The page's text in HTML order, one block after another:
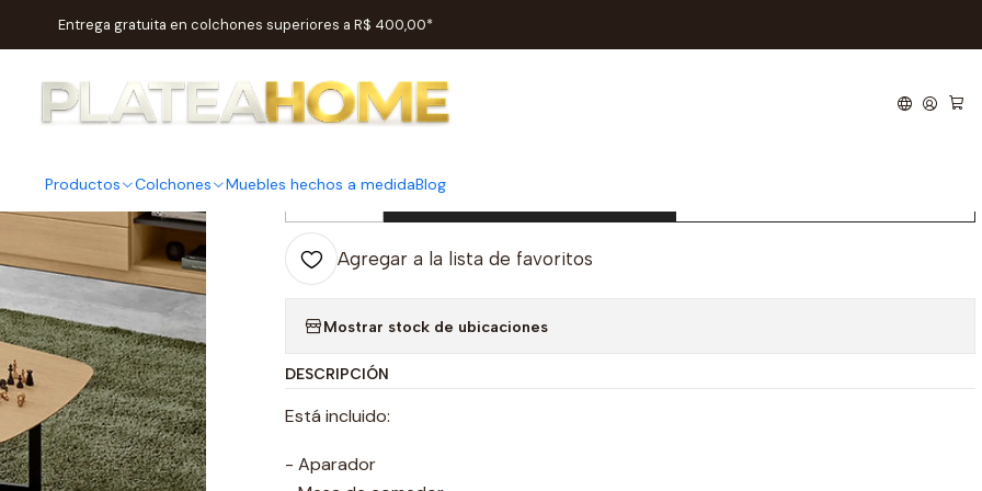
Productos Colchones Muebles hechos a medidaBlog
Entrega gratuita en colchones superiores a R$ 400,00*
Salas Tablas Mesas De Café Mesa de centro de zarzamora
|
Mesa de centro de zarzamora
Cantidad
Agregar a la lista de favoritos
Mostrar stock de ubicaciones
DESCRIPCIÓN
Está incluido:
- Aparador